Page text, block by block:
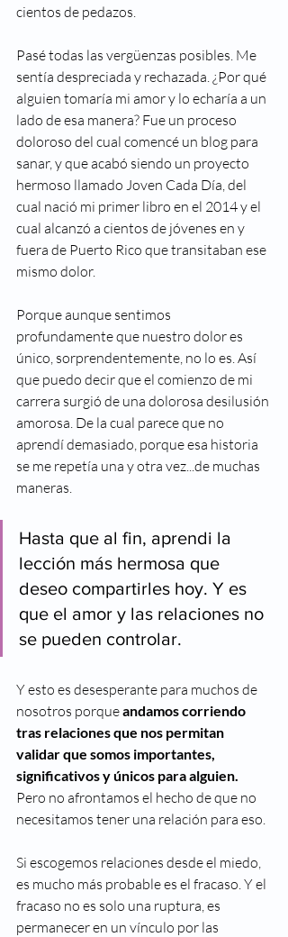
cientos de pedazos.
Pasé todas las vergüenzas posibles. Me
sentía despreciada y rechazada. ¿Por qué
alguien tomaría mi amor y lo echaría a un
lado de esa manera? Fue un proceso
doloroso del cual comencé un blog para
sanar, y que acabó siendo un proyecto
hermoso llamado Joven Cada Día, del
cual nació mi primer libro en el 2014 y el
cual alcanzó a cientos de jóvenes en y
fuera de Puerto Rico que transitaban ese
mismo dolor.
Porque aunque sentimos
profundamente que nuestro dolor es
único, sorprendentemente, no lo es. Así
que puedo decir que el comienzo de mi
carrera surgió de una dolorosa desilusión
amorosa. De la cual parece que no
aprendí demasiado, porque esa historia
se me repetía una y otra vez...de muchas
maneras.
Hasta que al fin, aprendi la
lección más hermosa que
deseo compartirles hoy. Y es
que el amor y las relaciones no
se pueden controlar.
Y esto es desesperante para muchos de
nosotros porque andamos corriendo
tras relaciones que nos permitan
validar que somos importantes,
significativos y únicos para alguien.
Pero no afrontamos el hecho de que no
necesitamos tener una relación para eso.
Si escogemos relaciones desde el miedo,
es mucho más probable es el fracaso. Y el
fracaso no es solo una ruptura, es
permanecer en un vínculo por las